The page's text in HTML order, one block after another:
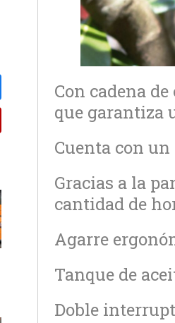
Con cadena
que garantiza
Cuenta con
Gracias a la
cantidad de
Agarre
Tanque de
Doble